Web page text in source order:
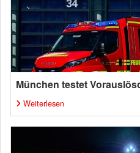
München testet
Weiterlesen